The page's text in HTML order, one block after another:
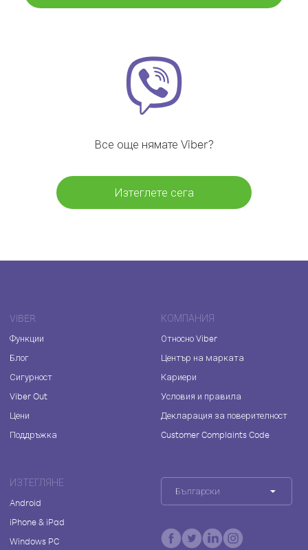
Все още нямате Viber?
Изтеглете сега
VIBER
Функции
Блог
Сигурност
Viber Out
Цени
Поддръжка
КОМПАНИЯ
Относно Viber
Център на марката
Кариери
Условия и правила
Декларация за поверителност
Customer Complaints Code
ИЗТЕГЛЯНЕ
Android
iPhone & iPad
Windows PC
Български